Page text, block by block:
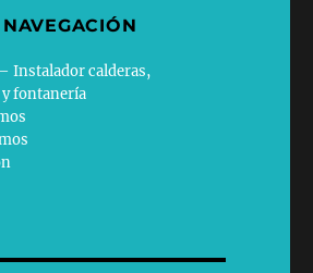
Instalador calderas,
fontanería